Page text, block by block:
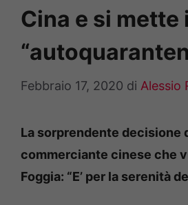
Cina e si mette
Febbraio 17, 2020 di Alessio
La sorprendente decisione
commerciante cinese che
Foggia: “E’ per la serenità